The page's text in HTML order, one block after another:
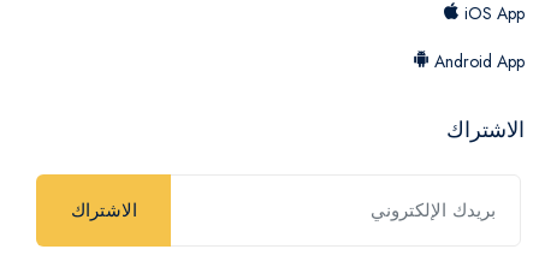
iOS App
Android App
الاشتراك
الاشتراك